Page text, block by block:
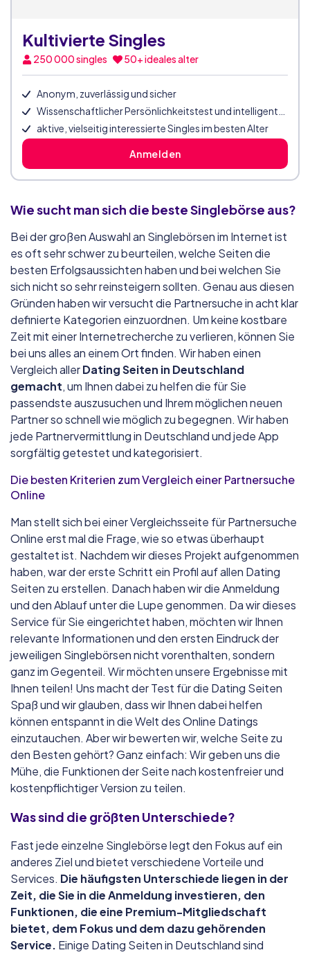
Kultivierte Singles
250 000singles 50+ ideales alter
Anonym, zuverlässig und sicher
aktive, vielseitig interessierte Singles im besten Alter
Anmelden
Wie sucht man sich die beste Singlebörse aus?
Bei der großen Auswahl an Singlebörsen im Internet ist
es oft sehr schwer zu beurteilen, welche Seiten die
besten Erfolgsaussichten haben und bei welchen Sie
sich nicht so sehr reinsteigern sollten. Genau aus diesen
Gründen haben wir versucht die Partnersuche in acht klar
definierte Kategorien einzuordnen. Um keine kostbare
Zeit mit einer Internetrecherche zu verlieren, können Sie
bei uns alles an einem Ort finden. Wir haben einen
Vergleich allerDating Seiten in Deutschland
gemacht, um Ihnen dabei zu helfen die für Sie
passendste auszusuchen und Ihrem möglichen neuen
Partner so schnell wie möglich zu begegnen. Wir haben
jede Partnervermittlung in Deutschland und jede App
sorgfältig getestet und kategorisiert.
Die besten Kriterien zum Vergleich einer Partnersuche
Online
Man stellt sich bei einer Vergleichsseite für Partnersuche
Online erst mal die Frage, wie so etwas überhaupt
gestaltet ist. Nachdem wir dieses Projekt aufgenommen
haben, war der erste Schritt ein Profil auf allen Dating
Seiten zu erstellen. Danach haben wir die Anmeldung
und den Ablauf unter die Lupe genommen. Da wir dieses
Service für Sie eingerichtet haben, möchten wir Ihnen
relevante Informationen und den ersten Eindruck der
jeweiligen Singlebörsen nicht vorenthalten, sondern
ganz im Gegenteil. Wir möchten unsere Ergebnisse mit
Ihnen teilen! Uns macht der Test für die Dating Seiten
Spaß und wir glauben, dass wir Ihnen dabei helfen
können entspannt in die Welt des Online Datings
einzutauchen. Aber wir bewerten wir, welche Seite zu
den Besten gehört? Ganz einfach: Wir geben uns die
Mühe, die Funktionen der Seite nach kostenfreier und
kostenpflichtiger Version zu teilen.
Was sind die größten Unterschiede?
Fast jede einzelne Singlebörse legt den Fokus auf ein
anderes Ziel und bietet verschiedene Vorteile und
Services. Die häufigsten Unterschiede liegen in der
Zeit, die Sie in die Anmeldung investieren, den
Funktionen, die eine Premium-Mitgliedschaft
bietet, dem Fokus und dem dazu gehörenden
Service. Einige Dating Seiten in Deutschland sind